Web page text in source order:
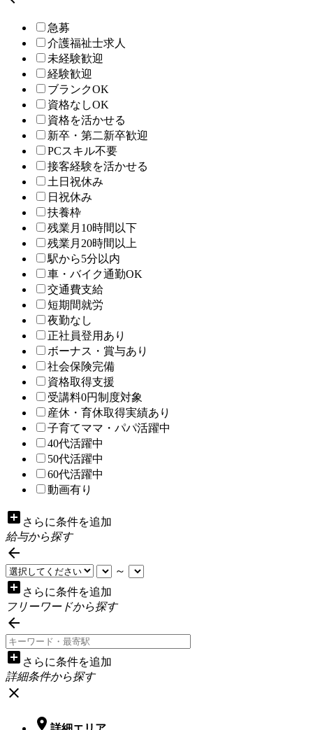
急募
介護福祉士求人
未経験歓迎
経験歓迎
ブランクOK
資格なしOK
資格を活かせる
新卒・第二新卒歓迎
PCスキル不要
接客経験を活かせる
土日祝休み
日祝休み
扶養枠
残業月10時間以下
残業月20時間以上
駅から5分以内
車・バイク通勤OK
交通費支給
短期間就労
夜勤なし
正社員登用あり
ボーナス・賞与あり
社会保険完備
資格取得支援
受講料0円制度対象
産休・育休取得実績あり
子育てママ・パパ活躍中
40代活躍中
50代活躍中
60代活躍中
動画有り
add_box さらに条件を追加
給与から探す

～
add_box さらに条件を追加
フリーワードから探す

add_box さらに条件を追加
詳細条件から探す
close
